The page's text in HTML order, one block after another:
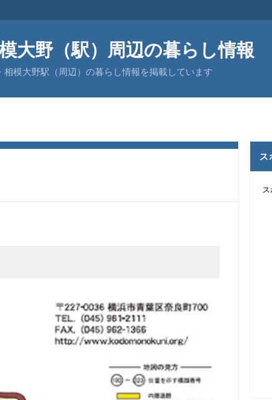
大野（駅）周辺の暮らし情報
相模大野駅（周辺）の暮らし情報を掲載しています
ス
ス